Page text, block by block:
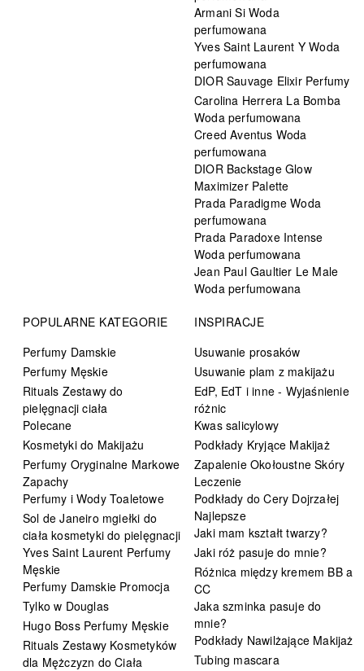
Armani Si Woda
perfumowana
Yves Saint Laurent Y Woda
perfumowana
DIOR Sauvage Elixir Perfumy
Carolina Herrera La Bomba
Woda perfumowana
Creed Aventus Woda
perfumowana
DIOR Backstage Glow
Maximizer Palette
Prada Paradigme Woda
perfumowana
Prada Paradoxe Intense
Woda perfumowana
Jean Paul Gaultier Le Male
Woda perfumowana
POPULARNE KATEGORIE
Perfumy Damskie
Perfumy Męskie
Rituals Zestawy do
pielęgnacji ciała
Polecane
Kosmetyki do Makijażu
Perfumy Oryginalne Markowe
Zapachy
Perfumy i Wody Toaletowe
Sol de Janeiro mgiełki do
ciała kosmetyki do pielęgnacji
Yves Saint Laurent Perfumy
Męskie
Perfumy Damskie Promocja
Tylko w Douglas
Hugo Boss Perfumy Męskie
Rituals Zestawy Kosmetyków
dla Mężczyzn do Ciała
INSPIRACJE
Usuwanie prosaków
Usuwanie plam z makijażu
EdP, EdT i inne - Wyjaśnienie
różnic
Kwas salicylowy
Podkłady Kryjące Makijaż
Zapalenie Okołoustne Skóry
Leczenie
Podkłady do Cery Dojrzałej
Najlepsze
Jaki mam kształt twarzy?
Jaki róż pasuje do mnie?
Różnica między kremem BB a
CC
Jaka szminka pasuje do
mnie?
Podkłady Nawilżające Makijaż
Tubing mascara